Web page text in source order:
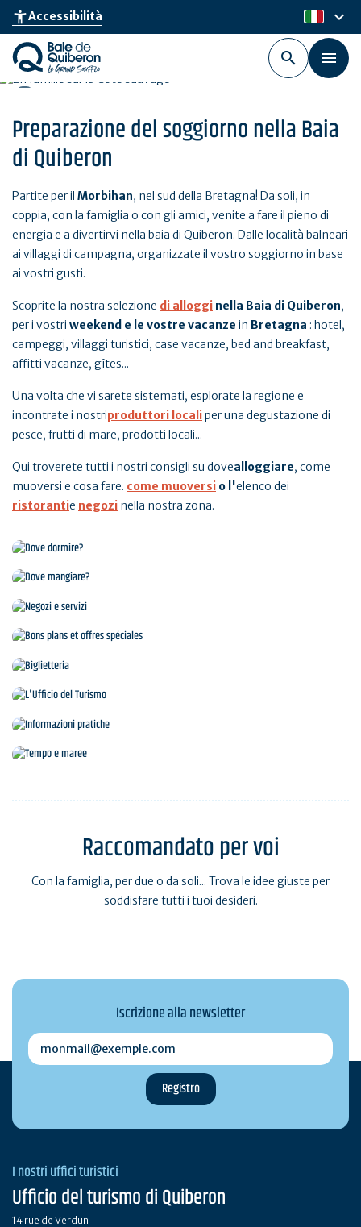
Skip
main
content
accessibility_newAccessibilità it
keyboard_arrow_down
Preparazione del soggiorno nella Baia
di Quiberon
Partite per il Morbihan, nel sud della Bretagna! Da soli, in
coppia, con la famiglia o con gli amici, venite a fare il pieno di
energia e a divertirvi nella baia di Quiberon. Dalle località balneari
ai villaggi di campagna, organizzate il vostro soggiorno in base
ai vostri gusti.
Scoprite la nostra selezione di alloggi nella Baia di Quiberon,
per i vostri weekend e le vostre vacanze in Bretagna : hotel,
campeggi, villaggi turistici, case vacanze, bed and breakfast,
affitti vacanze, gîtes...
Una volta che vi sarete sistemati, esplorate la regione e
incontrate i nostriproduttori localiper una degustazione di
pesce, frutti di mare, prodotti locali...
Qui troverete tutti i nostri consigli su dovealloggiare, come
muoversi e cosa fare. come muoversi o l'elenco dei
ristorantie negozi nella nostra zona.
Negozi e servizi
Raccomandato per voi
Con la famiglia, per due o da soli... Trova le idee giuste per
soddisfare tutti i tuoi desideri.
Iscrizione alla newsletter
monmail@exemple.com
I nostri uffici turistici
Ufficio del turismo di Quiberon
14 rue de Verdun